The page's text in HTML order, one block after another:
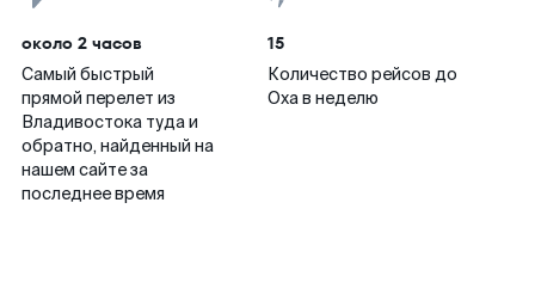
около 2 часов
Самый быстрый
прямой перелет из
Владивостока туда и
обратно, найденный на
нашем сайте за
последнее время
15
Количество рейсов до
Оха в неделю